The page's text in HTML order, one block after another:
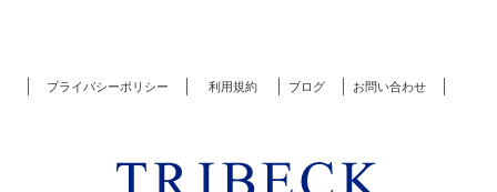
プライバシーポリシー 利用規約 ブログ お問い合わせ